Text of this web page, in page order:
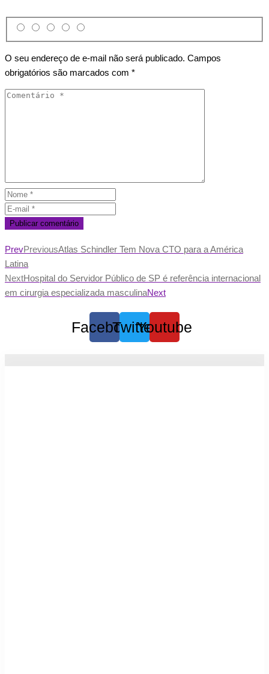
O seu endereço de e-mail não será publicado. Campos
obrigatórios são marcados com *
PrevPreviousAtlas Schindler Tem Nova CTO para a América
Latina
NextHospital do Servidor Público de SP é referência internacional
em cirurgia especializada masculinaNext
Facebook
TwitterYoutube